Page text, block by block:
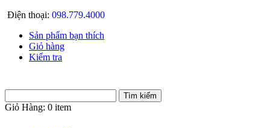
Điện thoại: 098.779.4000
Sản phẩm bạn thích
Giỏ hàng
Kiểm tra
Giỏ Hàng: 0 item